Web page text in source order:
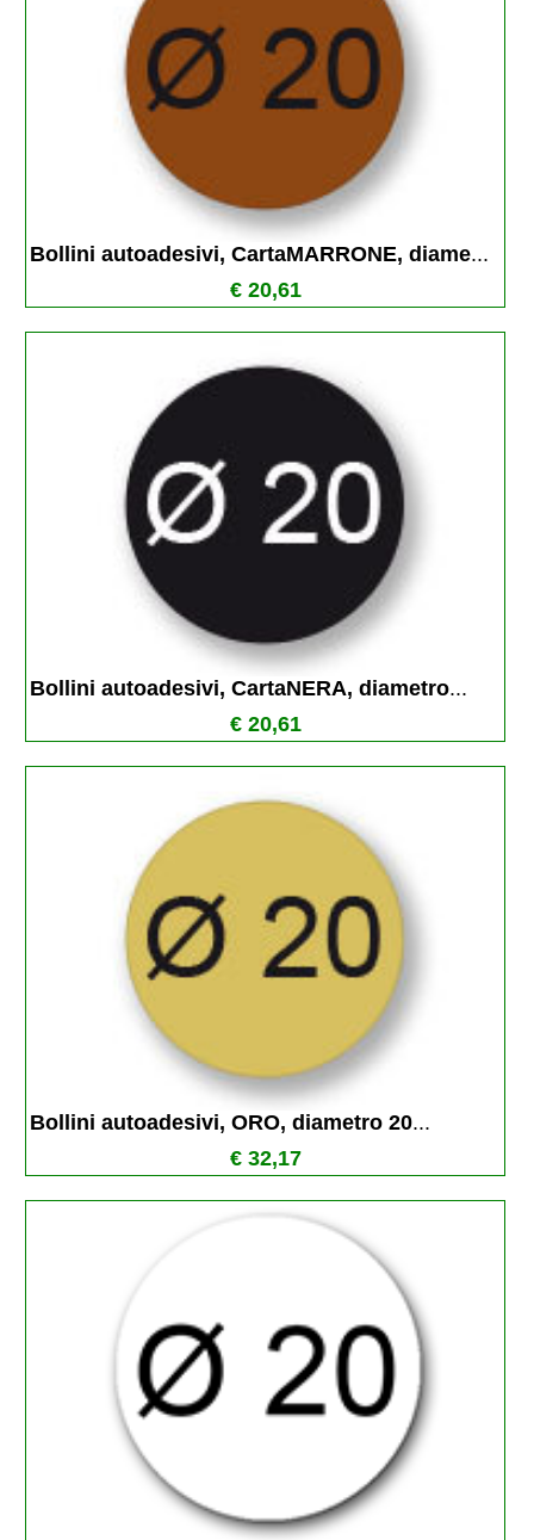
Bollini autoadesivi, CartaMARRONE, diame...
€ 20,61
Bollini autoadesivi, CartaNERA, diametro...
€ 20,61
Bollini autoadesivi, ORO, diametro 20...
€ 32,17